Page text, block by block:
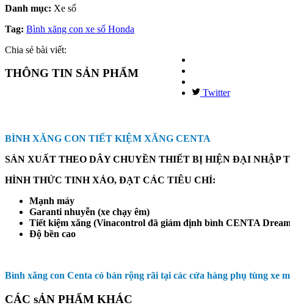
Danh mục: Xe số
Tag: Bình xăng con xe số Honda
Chia sẻ bài viết:
Twitter
THÔNG TIN SẢN PHẨM
BÌNH XĂNG CON TIẾT KIỆM XĂNG CENTA
SẢN XUẤT THEO DÂY CHUYỀN THIẾT BỊ HIỆN ĐẠI NHẬP
HÌNH THỨC TINH XẢO, ĐẠT CÁC TIÊU CHÍ:
Mạnh máy
Garanti nhuyễn (xe chạy êm)
Tiết kiệm xăng (Vinacontrol đã giám định bình CENTA
Độ bền cao
Bình xăng con Centa có bán rộng rãi tại các cửa hàng phụ tùng xe
CÁC sẢN PHẨM KHÁC